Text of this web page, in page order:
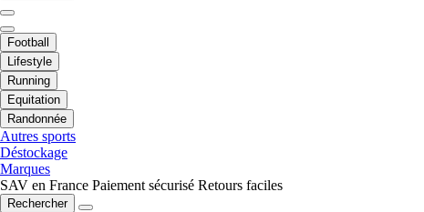
Football
Lifestyle
Running
Equitation
Randonnée
Autres sports
Déstockage
Marques
SAV en France Paiement sécurisé Retours faciles
Rechercher